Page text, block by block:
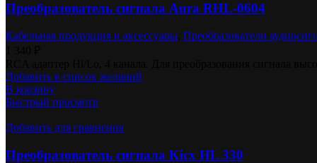
Преобразователь сигнала Aura RHL-0604
Кабельная продукция и аксессуары Преобразователи
Добавить в список желаний
В корзину
Быстрый просмотр
Добавить для сравнения
Преобразователь сигнала Kicx HL 330